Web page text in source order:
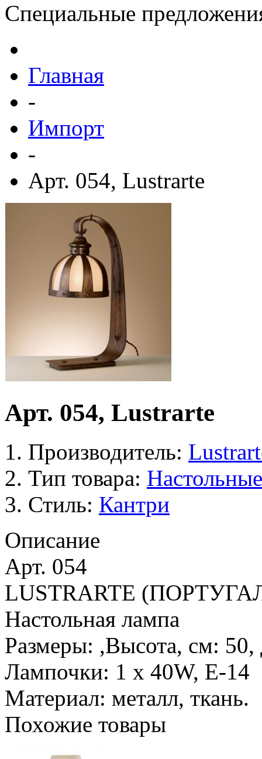
Специальные
Главная
-
Импорт
-
Арт. 054, Lustrarte
Арт. 054, Lustrarte
Производитель:
Тип товара:
Стиль: Кантри
Описание
Арт. 054
LUSTRARTE
Настольная лампа
Размеры: ,Высота, см:
Лампочки: 1 х 40W, Е-14
Материал: металл, ткань.
Похожие товары